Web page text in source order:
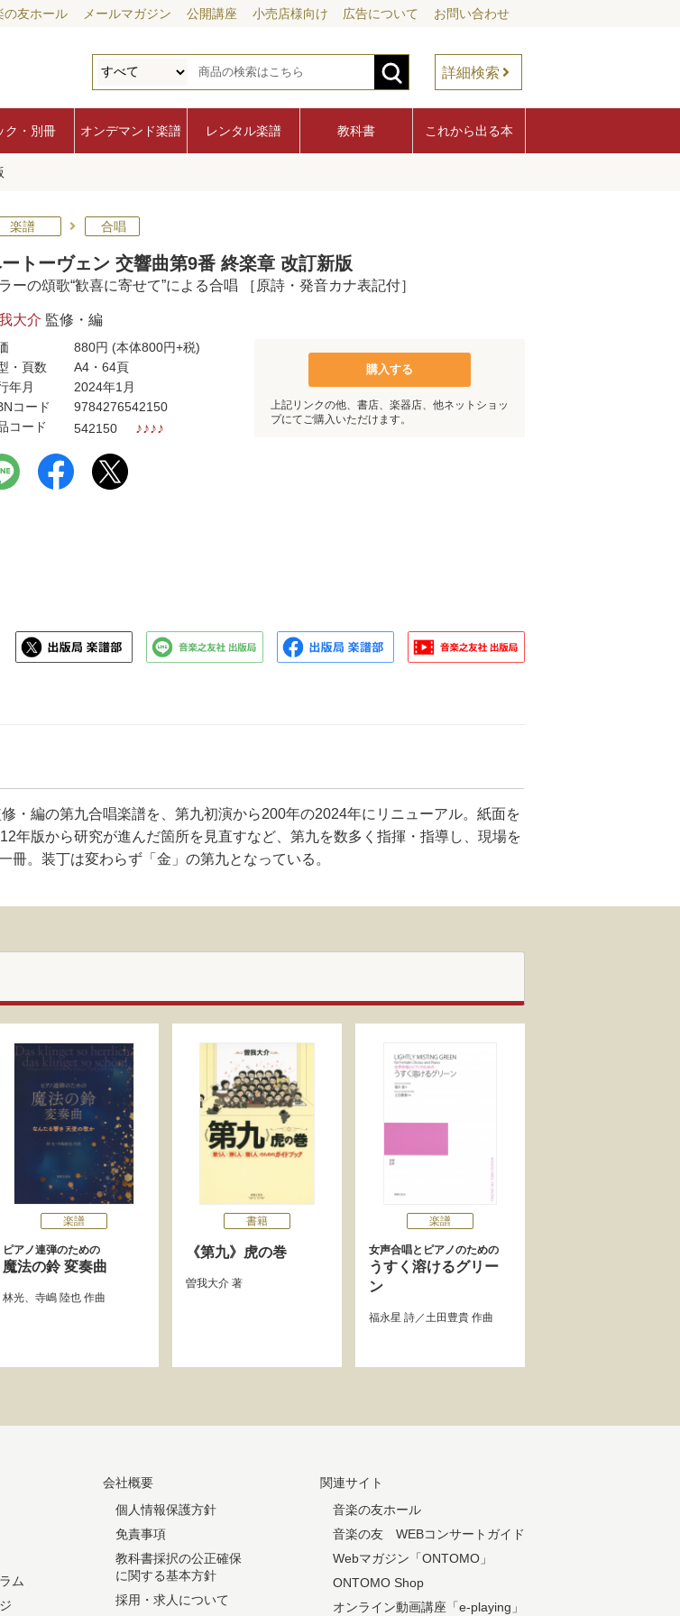
の友ホール メールマガジン 公開講座 小売店様向け 広告について お問い合わせ
詳細検索
ク・別冊 オンデマンド楽譜 レンタル楽譜 教科書 これから出る本
楽譜 合唱
トーヴェン 交響曲第9番 終楽章 改訂新版
ーの頌歌“歓喜に寄せて”による合唱 ［原詩・発音カナ表記付］
大介 監修・編
880円 (本体800円+税)
・頁数
A4・64頁
年月
2024年1月
コード
9784276542150
コード
542150 ♪♪♪♪
購入する
上記リンクの他、書店、楽器店、他ネットショッ
プにてご購入いただけます。
・編の第九合唱楽譜を、第九初演から200年の2024年にリニューアル。紙面を
年版から研究が進んだ箇所を見直すなど、第九を数多く指揮・指導し、現場を
。装丁は変わらず「金」の第九となっている。
楽譜
ピアノ連弾のための
魔法の鈴 変奏曲
林光、 寺嶋 陸也 作曲
書籍
《第九》虎の巻
曽我大介 著
楽譜
女声合唱とピアノのための
うすく溶けるグリー
ン
福永星 詩／土田豊貴 作曲
ム
会社概要
個人情報保護方針
免責事項
教科書採択の公正確保
に関する基本方針
採用・求人について
関連サイト
音楽の友ホール
音楽の友 WEBコンサートガイド
Webマガジン「ONTOMO」
ONTOMO Shop
オンライン動画講座「e-playing」